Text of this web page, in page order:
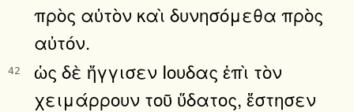
πρὸς αὐτὸν καὶ δυνησόμεθα πρὸς
αὐτόν.
42
ὡς δὲ ἤγγισεν Ιουδας ἐπὶ τὸν
χειμάρρουν τοῦ ὕδατος, ἔστησεν